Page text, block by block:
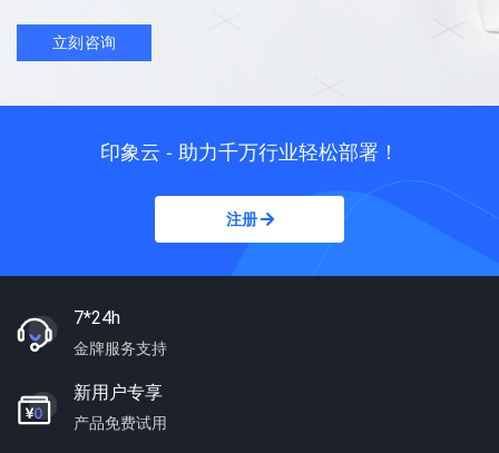
立刻咨询
印象云 - 助力千万行业轻松部署！
注册
7*24h
金牌服务支持
新用户专享
产品免费试用